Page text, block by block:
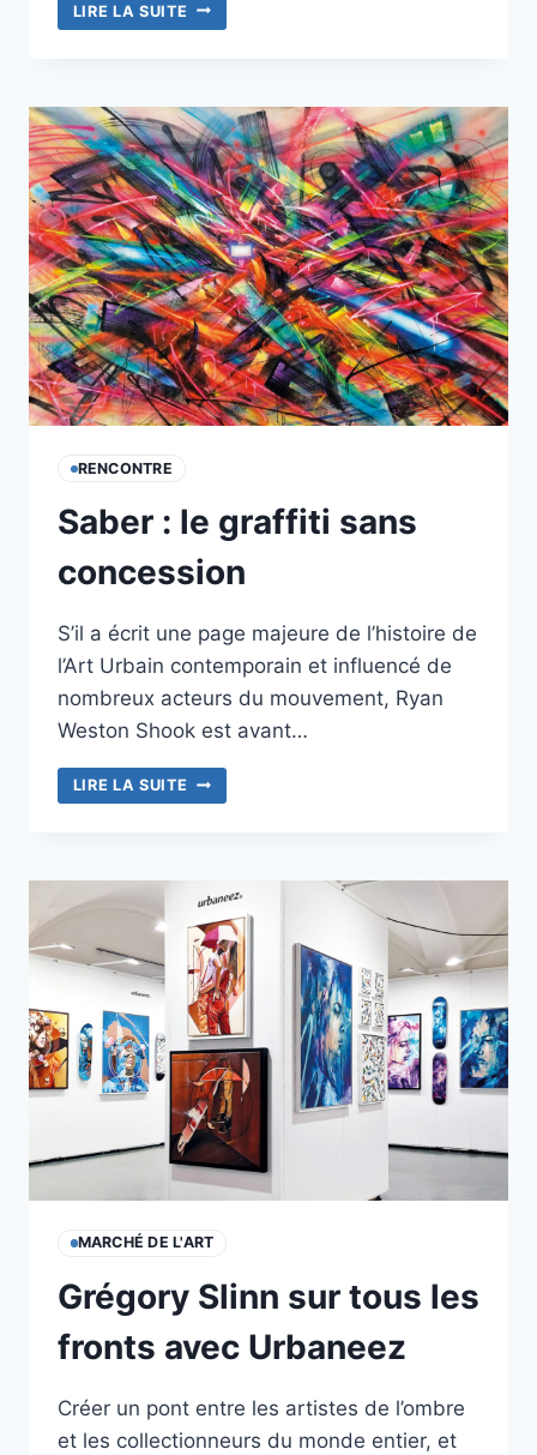
LIRE LA SUITE LE
GRAFFITI
FRESNES
RENCONTRE
Saber : le graffiti sans
concession
S’il a écrit une page majeure de l’histoire de
l’Art Urbain contemporain et influencé de
nombreux acteurs du mouvement, Ryan
Weston Shook est avant…
LIRE LA SUITE SABER
:
CONCESSION
MARCHÉ DE L'ART
Grégory Slinn sur tous les
fronts avec Urbaneez
Créer un pont entre les artistes de l’ombre
et les collectionneurs du monde entier, et